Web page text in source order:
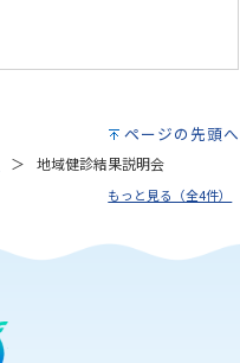
ページの先頭へ
地域健診結果説明会
もっと見る（全4件）